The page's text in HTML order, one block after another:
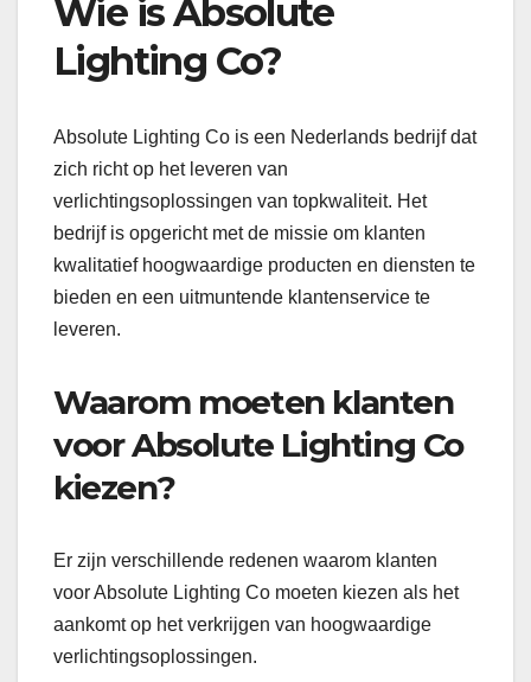
Wie is Absolute
Lighting Co?
Absolute Lighting Co is een Nederlands bedrijf dat
zich richt op het leveren van
verlichtingsoplossingen van topkwaliteit. Het
bedrijf is opgericht met de missie om klanten
kwalitatief hoogwaardige producten en diensten te
bieden en een uitmuntende klantenservice te
leveren.
Waarom moeten klanten
voor Absolute Lighting Co
kiezen?
Er zijn verschillende redenen waarom klanten
voor Absolute Lighting Co moeten kiezen als het
aankomt op het verkrijgen van hoogwaardige
verlichtingsoplossingen.